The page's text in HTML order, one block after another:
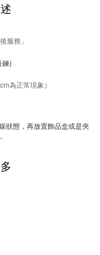
服務」
鍊)
為正常現象）
狀態，再放置飾品盒或是夾